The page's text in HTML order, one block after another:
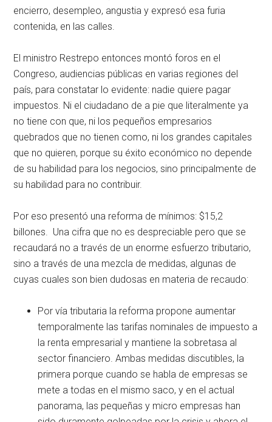
encierro, desempleo, angustia y expresó esa furia
contenida, en las calles.
El ministro Restrepo entonces montó foros en el
Congreso, audiencias públicas en varias regiones del
país, para constatar lo evidente: nadie quiere pagar
impuestos. Ni el ciudadano de a pie que literalmente ya
no tiene con que, ni los pequeños empresarios
quebrados que no tienen como, ni los grandes capitales
que no quieren, porque su éxito económico no depende
de su habilidad para los negocios, sino principalmente de
su habilidad para no contribuir.
Por eso presentó una reforma de mínimos: $15,2
billones. Una cifra que no es despreciable pero que se
recaudará no a través de un enorme esfuerzo tributario,
sino a través de una mezcla de medidas, algunas de
cuyas cuales son bien dudosas en materia de recaudo:
Por vía tributaria la reforma propone aumentar
temporalmente las tarifas nominales de impuesto a
la renta empresarial y mantiene la sobretasa al
sector financiero. Ambas medidas discutibles, la
primera porque cuando se habla de empresas se
mete a todas en el mismo saco, y en el actual
panorama, las pequeñas y micro empresas han